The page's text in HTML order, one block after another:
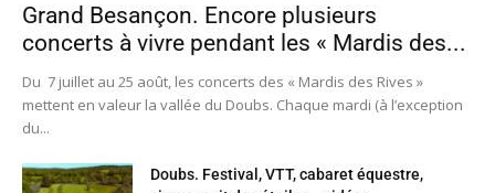
Grand Besançon. Encore plusieurs
concerts à vivre pendant les « Mardis des...
Du 7 juillet au 25 août, les concerts des « Mardis des Rives »
mettent en valeur la vallée du Doubs. Chaque mardi (à l’exception
du...
Doubs. Festival, VTT, cabaret équestre,